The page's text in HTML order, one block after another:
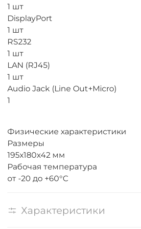
1 шт
DisplayPort
1 шт
RS232
1 шт
LAN (RJ45)
1 шт
Audio Jack (Line Out+Micro)
1
Физические характеристики
Размеры
195х180х42 мм
Рабочая температура
от -20 до +60°С
Характеристики